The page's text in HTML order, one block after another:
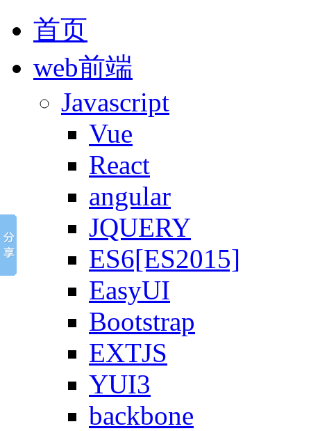
首页
web前端
Javascript
Vue
React
angular
JQUERY
ES6[ES2015]
EasyUI
Bootstrap
EXTJS
YUI3
backbone